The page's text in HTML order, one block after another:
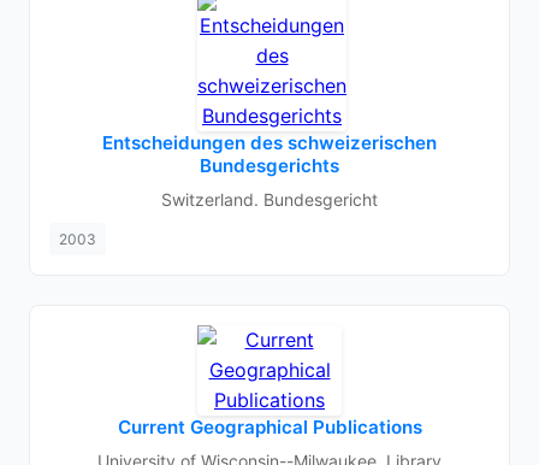
Entscheidungen des schweizerischen
Bundesgerichts
Switzerland. Bundesgericht
2003
Current Geographical Publications
University of Wisconsin--Milwaukee. Library